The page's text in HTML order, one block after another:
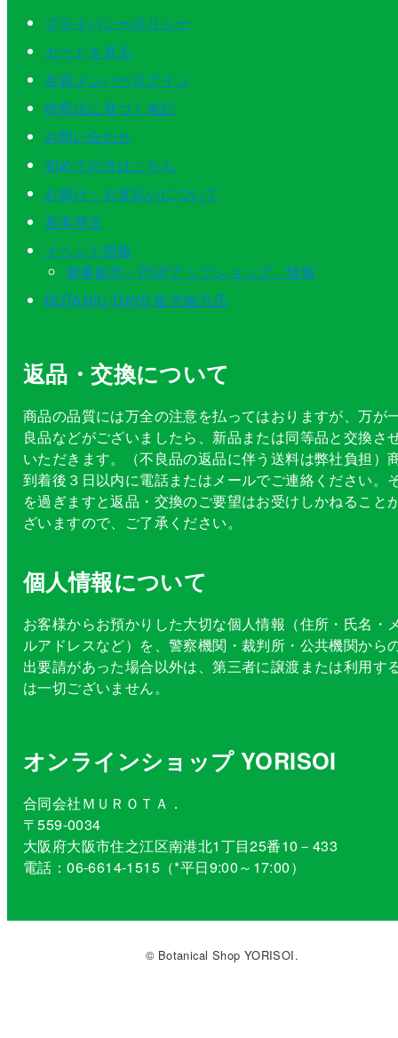
プライバシーポリシー
カートを見る
会員メンバーログイン
特商法に基づく表記
お問い合わせ
初めての方はこちら
お届け・お支払いについて
基本理念
イベント情報
催事販売・POPアップショップ 情報
BOTANIC-DAYS 販売協力店
返品・交換について
商品の品質には万全の注意を払ってはおりますが、万が
良品などがございましたら、新品または同等品と交換さ
いただきます。（不良品の返品に伴う送料は弊社負担）
到着後３日以内に電話またはメールでご連絡ください。
を過ぎますと返品・交換のご要望はお受けしかねること
ざいますので、ご了承ください。
個人情報について
お客様からお預かりした大切な個人情報（住所・氏名・
ルアドレスなど）を、警察機関・裁判所・公共機関から
出要請があった場合以外は、第三者に譲渡または利用す
は一切ございません。
オンラインショップ YORISOI
合同会社ＭＵＲＯＴＡ．
〒559-0034
大阪府大阪市住之江区南港北1丁目25番10－433
電話：06-6614-1515（*平日9:00～17:00）
© Botanical Shop YORISOI.